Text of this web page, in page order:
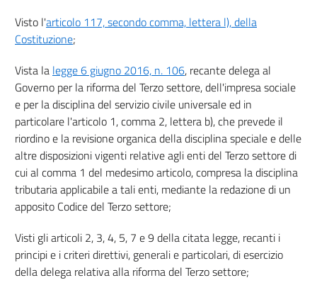
15
Titolo III
DEL VOLONTARIO E DELL'ATTIVITÀ DI VOLONTARIATO
17
18
19
Titolo IV
DELLE ASSOCIAZIONI E DELLE FONDAZIONI DEL TERZO SETTORE
Capo I
Disposizioni generali
Capo II
Della Costituzione
21
Visto l'articolo 117, secondo comma, lettera l), della
Costituzione;
Vista la legge 6 giugno 2016, n. 106, recante delega al
Governo per la riforma del Terzo settore, dell'impresa sociale
e per la disciplina del servizio civile universale ed in
particolare l'articolo 1, comma 2, lettera b), che prevede il
riordino e la revisione organica della disciplina speciale e delle
altre disposizioni vigenti relative agli enti del Terzo settore di
cui al comma 1 del medesimo articolo, compresa la disciplina
tributaria applicabile a tali enti, mediante la redazione di un
apposito Codice del Terzo settore;
Visti gli articoli 2, 3, 4, 5, 7 e 9 della citata legge, recanti i
principi e i criteri direttivi, generali e particolari, di esercizio
della delega relativa alla riforma del Terzo settore;